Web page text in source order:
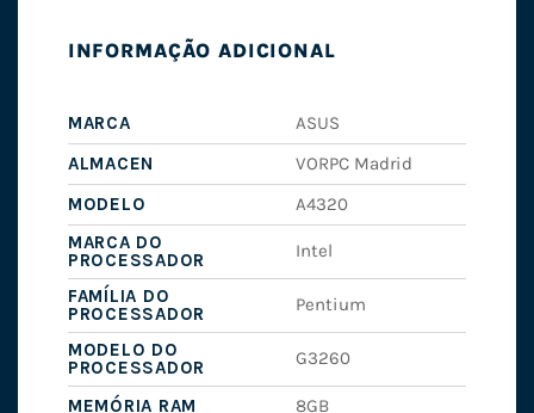
INFORMAÇÃO ADICIONAL
MARCA
ASUS
ALMACEN
VORPC Madrid
MODELO
A4320
MARCA DO
PROCESSADOR
Intel
FAMÍLIA DO
PROCESSADOR
Pentium
MODELO DO
PROCESSADOR
G3260
MEMÓRIA RAM
8GB